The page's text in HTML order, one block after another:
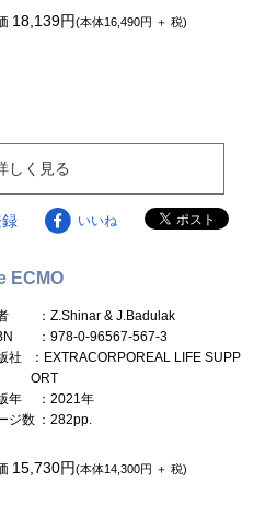
18,139円(本体16,490円 ＋ 税)
しく見る
いいね
ECMO
：Z.Shinar & J.Badulak
：978-0-96567-567-3
社
：EXTRACORPOREAL LIFE SUPP
ORT
年
：2021年
ジ数 ：282pp.
15,730円(本体14,300円 ＋ 税)